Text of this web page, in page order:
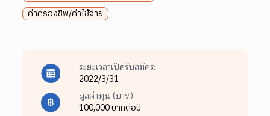
ค่าครองชีพ/ค่าใช้จ่าย
ระยะเวลาเปิดรับสมัคร:
2022/3/31
มูลค่าทุน (บาท):
100,000 บาทต่อปี